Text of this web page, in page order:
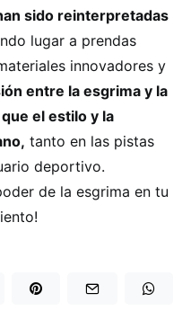
sido reinterpretadas
lugar a prendas
innovadores y
entre la esgrima y la
el estilo y la
tanto en las pistas
deportivo.
de la esgrima en tu